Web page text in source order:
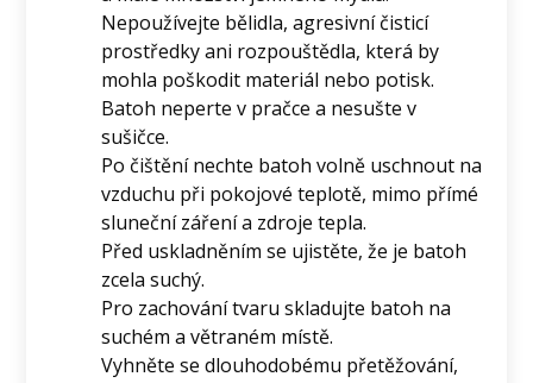
Nepoužívejte bělidla, agresivní čisticí
prostředky ani rozpouštědla, která by
mohla poškodit materiál nebo potisk.
Batoh neperte v pračce a nesušte v
sušičce.
Po čištění nechte batoh volně uschnout na
vzduchu při pokojové teplotě, mimo přímé
sluneční záření a zdroje tepla.
Před uskladněním se ujistěte, že je batoh
zcela suchý.
Pro zachování tvaru skladujte batoh na
suchém a větraném místě.
Vyhněte se dlouhodobému přetěžování,